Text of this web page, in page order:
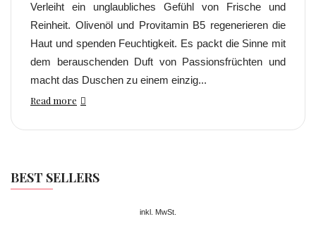
Verleiht ein unglaubliches Gefühl von Frische und
Reinheit. Olivenöl und Provitamin B5 regenerieren die
Haut und spenden Feuchtigkeit. Es packt die Sinne mit
dem berauschenden Duft von Passionsfrüchten und
macht das Duschen zu einem einzig...
Read more
BEST SELLERS
inkl. MwSt.